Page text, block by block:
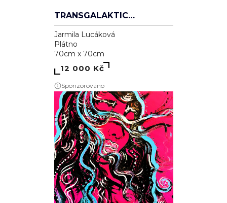
TRANSGALAKTICKÁ
Jarmila Lucáková
Plátno
70cm x 70cm
12 000 Kč
Sponzorováno